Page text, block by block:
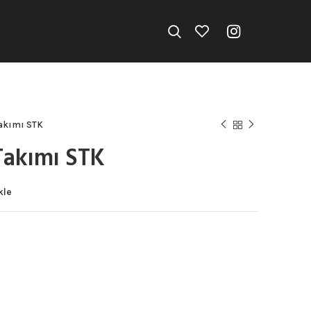
STK
STK